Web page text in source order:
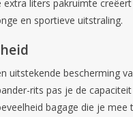
liters pakruimte
en sportieve uitstraling.
uitstekende bescherming
rits pas je de
bagage die je mee